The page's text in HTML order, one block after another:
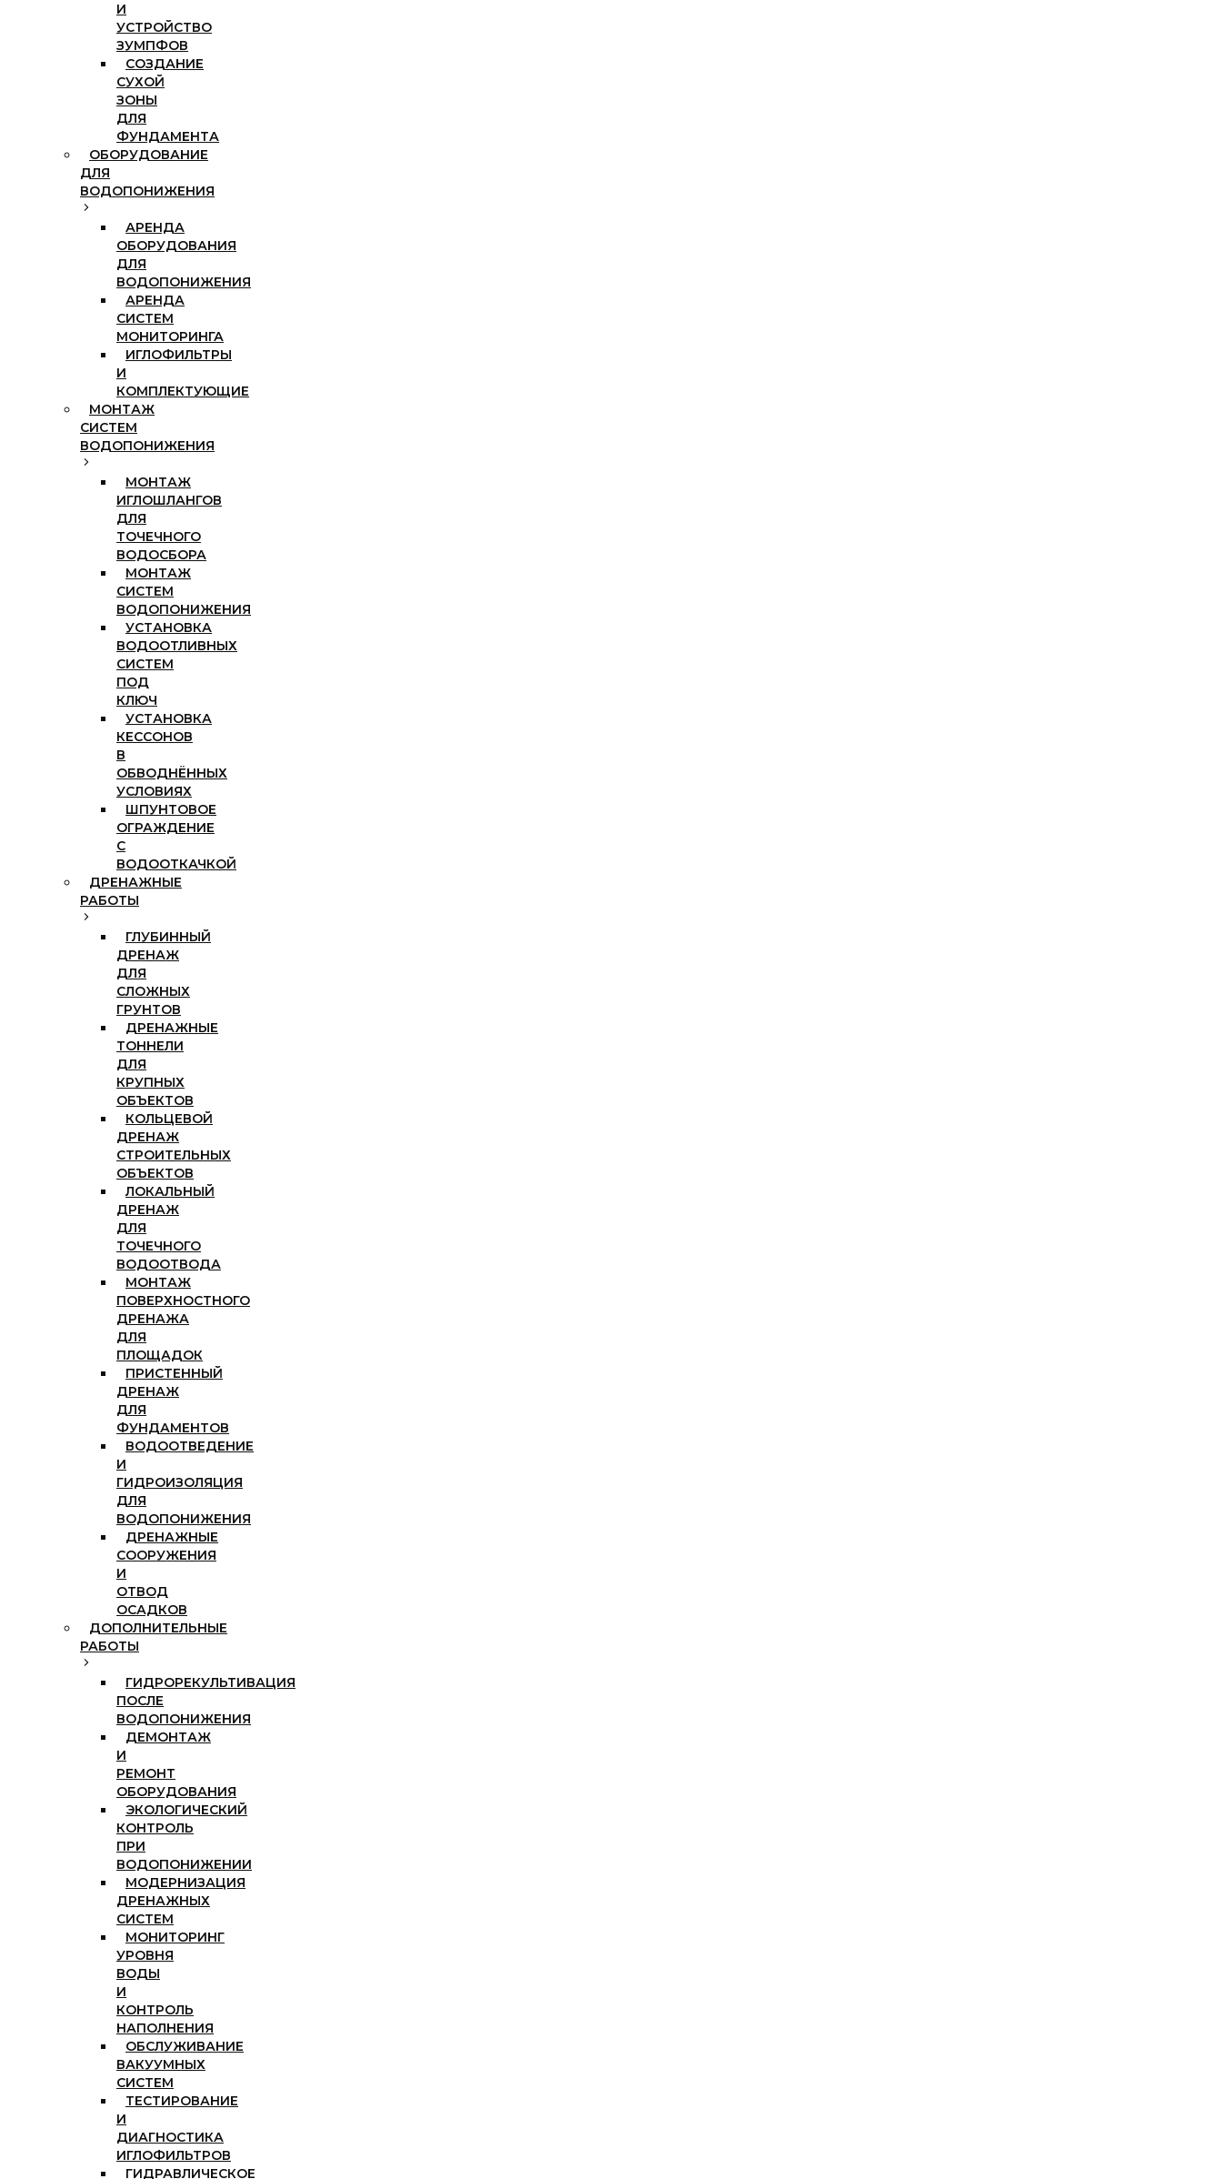
И
УСТРОЙСТВО
ЗУМПФОВ
СОЗДАНИЕ
СУХОЙ
ЗОНЫ
ДЛЯ
ФУНДАМЕНТА
ОБОРУДОВАНИЕ
ДЛЯ
ВОДОПОНИЖЕНИЯ
АРЕНДА
ОБОРУДОВАНИЯ
ДЛЯ
ВОДОПОНИЖЕНИЯ
АРЕНДА
СИСТЕМ
МОНИТОРИНГА
ИГЛОФИЛЬТРЫ
И
КОМПЛЕКТУЮЩИЕ
МОНТАЖ
СИСТЕМ
ВОДОПОНИЖЕНИЯ
МОНТАЖ
ИГЛОШЛАНГОВ
ДЛЯ
ТОЧЕЧНОГО
ВОДОСБОРА
МОНТАЖ
СИСТЕМ
ВОДОПОНИЖЕНИЯ
УСТАНОВКА
ВОДООТЛИВНЫХ
СИСТЕМ
ПОД
КЛЮЧ
УСТАНОВКА
КЕССОНОВ
В
ОБВОДНЁННЫХ
УСЛОВИЯХ
ШПУНТОВОЕ
ОГРАЖДЕНИЕ
С
ВОДООТКАЧКОЙ
ДРЕНАЖНЫЕ
РАБОТЫ
ГЛУБИННЫЙ
ДРЕНАЖ
ДЛЯ
СЛОЖНЫХ
ГРУНТОВ
ДРЕНАЖНЫЕ
ТОННЕЛИ
ДЛЯ
КРУПНЫХ
ОБЪЕКТОВ
КОЛЬЦЕВОЙ
ДРЕНАЖ
СТРОИТЕЛЬНЫХ
ОБЪЕКТОВ
ЛОКАЛЬНЫЙ
ДРЕНАЖ
ДЛЯ
ТОЧЕЧНОГО
ВОДООТВОДА
МОНТАЖ
ПОВЕРХНОСТНОГО
ДРЕНАЖА
ДЛЯ
ПЛОЩАДОК
ПРИСТЕННЫЙ
ДРЕНАЖ
ДЛЯ
ФУНДАМЕНТОВ
ВОДООТВЕДЕНИЕ
И
ГИДРОИЗОЛЯЦИЯ
ДЛЯ
ВОДОПОНИЖЕНИЯ
ДРЕНАЖНЫЕ
СООРУЖЕНИЯ
И
ОТВОД
ОСАДКОВ
ДОПОЛНИТЕЛЬНЫЕ
РАБОТЫ
ГИДРОРЕКУЛЬТИВАЦИЯ
ПОСЛЕ
ВОДОПОНИЖЕНИЯ
ДЕМОНТАЖ
И
РЕМОНТ
ОБОРУДОВАНИЯ
ЭКОЛОГИЧЕСКИЙ
КОНТРОЛЬ
ПРИ
ВОДОПОНИЖЕНИИ
МОДЕРНИЗАЦИЯ
ДРЕНАЖНЫХ
СИСТЕМ
МОНИТОРИНГ
УРОВНЯ
ВОДЫ
И
КОНТРОЛЬ
НАПОЛНЕНИЯ
ОБСЛУЖИВАНИЕ
ВАКУУМНЫХ
СИСТЕМ
ТЕСТИРОВАНИЕ
И
ДИАГНОСТИКА
ИГЛОФИЛЬТРОВ
ГИДРАВЛИЧЕСКОЕ